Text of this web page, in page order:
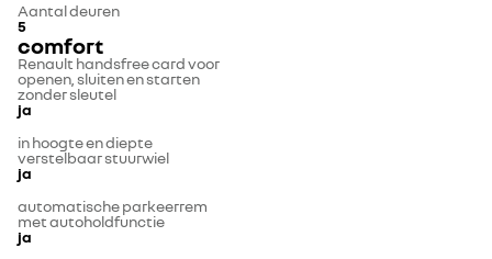
Aantal deuren
5
comfort
Renault handsfree card voor
openen, sluiten en starten
zonder sleutel
ja
in hoogte en diepte
verstelbaar stuurwiel
ja
automatische parkeerrem
met autoholdfunctie
ja